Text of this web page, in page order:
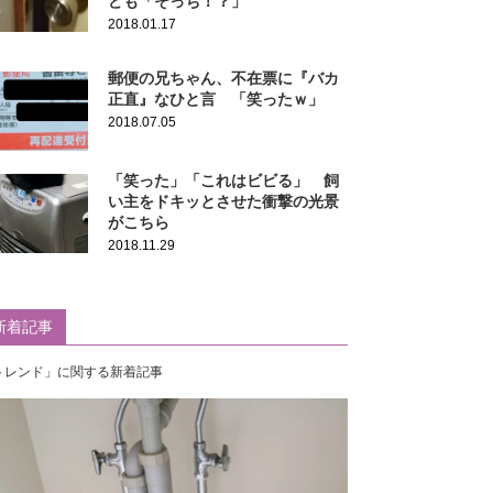
2018.01.17
郵便の兄ちゃん、不在票に『バカ
正直』なひと言 「笑ったｗ」
2018.07.05
「笑った」「これはビビる」 飼
い主をドキッとさせた衝撃の光景
がこちら
2018.11.29
着記事
レンド」に関する新着記事